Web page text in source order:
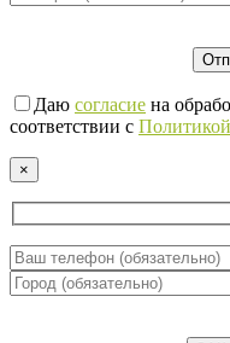
Даю согласие на
соответствии с
×